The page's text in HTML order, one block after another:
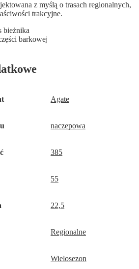
z myślą o trasach regionalnych,
trakcyjne.
bieżnika
barkowej
Agate
naczepowa
385
55
22,5
Regionalne
Wielosezon